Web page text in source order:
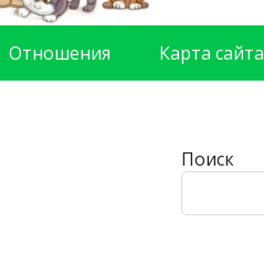
Отношения Карта сайта
Поиск